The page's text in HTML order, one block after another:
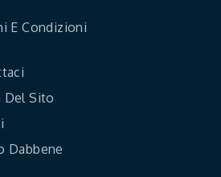
E Condizioni
Del Sito
Dabbene